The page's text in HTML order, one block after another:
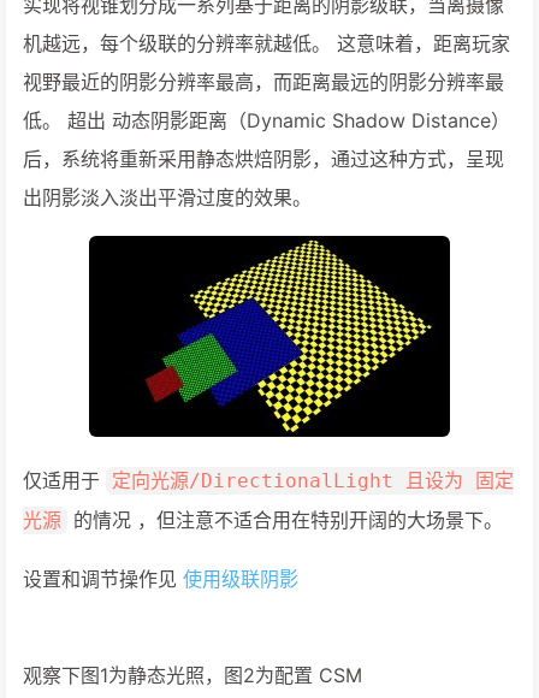
实现将视锥划分成一系列基于距离的阴影级联，当离摄像
机越远，每个级联的分辨率就越低。 这意味着，距离玩家
视野最近的阴影分辨率最高，而距离最远的阴影分辨率最
低。 超出 动态阴影距离（Dynamic Shadow Distance）
后，系统将重新采用静态烘焙阴影，通过这种方式，呈现
出阴影淡入淡出平滑过度的效果。
仅适用于 定向光源/DirectionalLight 且设为 固定
光源
的情况 ，但注意不适合用在特别开阔的大场景下。
设置和调节操作见 使用级联阴影
观察下图1为静态光照，图2为配置 CSM